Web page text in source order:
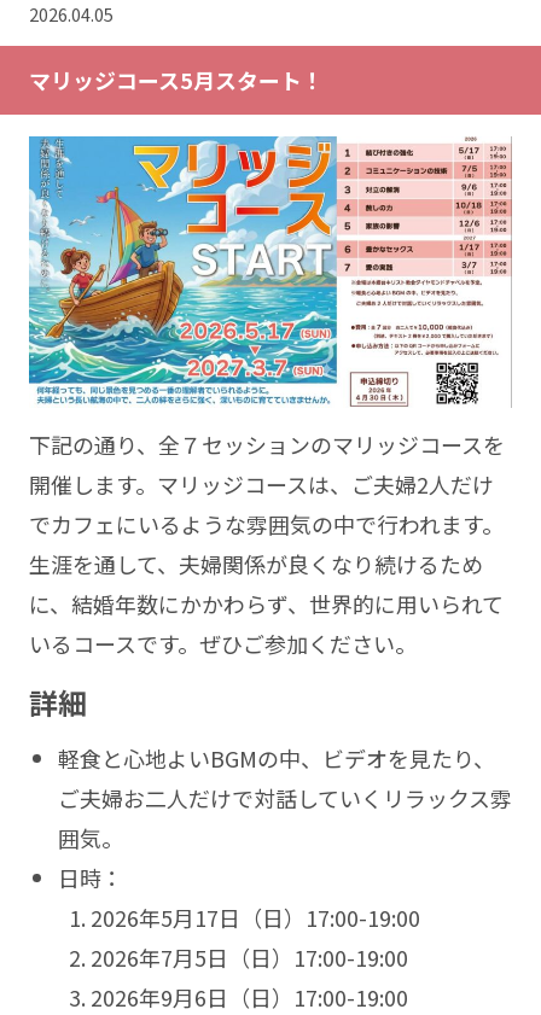
2026.04.05
マリッジコース5月スタート！
下記の通り、全７セッションのマリッジコースを
開催します。マリッジコースは、ご夫婦2人だけ
でカフェにいるような雰囲気の中で行われます。
生涯を通して、夫婦関係が良くなり続けるため
に、結婚年数にかかわらず、世界的に用いられて
いるコースです。ぜひご参加ください。
詳細
軽食と心地よいBGMの中、ビデオを見たり、
ご夫婦お二人だけで対話していくリラックス雰
囲気。
日時：
2026年5月17日（日）17:00-19:00
2026年7月5日（日）17:00-19:00
2026年9月6日（日）17:00-19:00